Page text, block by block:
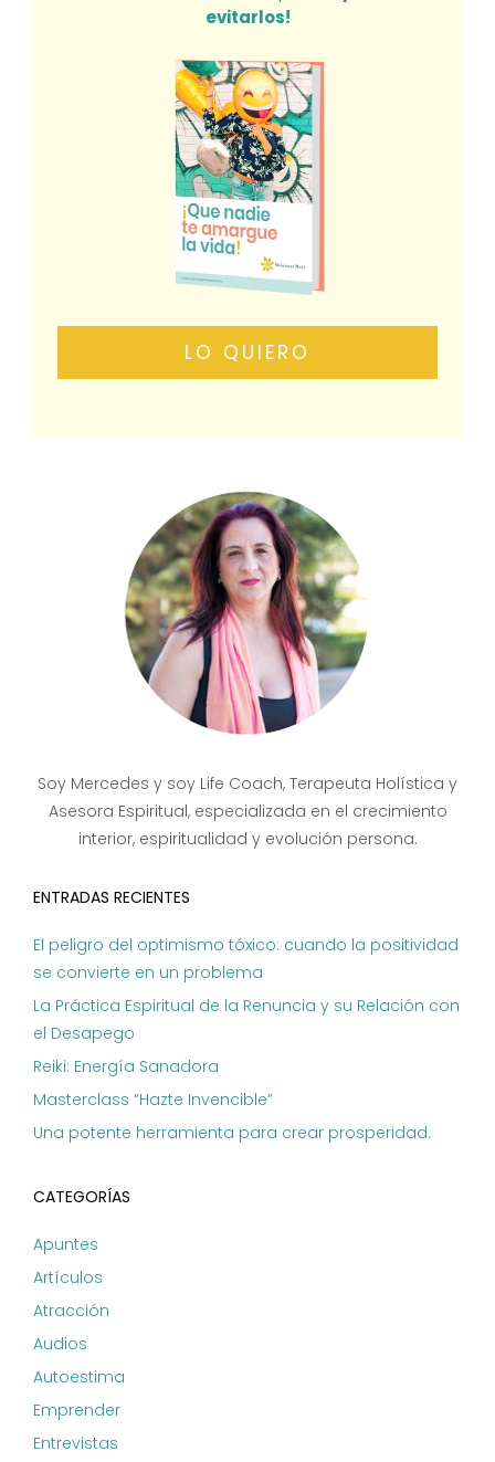
evitarlos!
LO QUIERO
Soy Mercedes y soy Life Coach, Terapeuta Holística y
Asesora Espiritual, especializada en el crecimiento
interior, espiritualidad y evolución persona.
ENTRADAS RECIENTES
El peligro del optimismo tóxico: cuando la positividad
se convierte en un problema
La Práctica Espiritual de la Renuncia y su Relación con
el Desapego
Reiki: Energía Sanadora
Masterclass “Hazte Invencible”
Una potente herramienta para crear prosperidad.
CATEGORÍAS
Apuntes
Artículos
Atracción
Audios
Autoestima
Emprender
Entrevistas